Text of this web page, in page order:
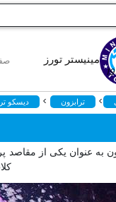
مینیستر تورز
> ترابزون > دیسکو
به عنوان یکی از